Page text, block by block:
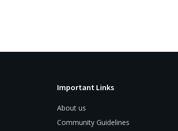
Important Links
About us
Community Guidelines